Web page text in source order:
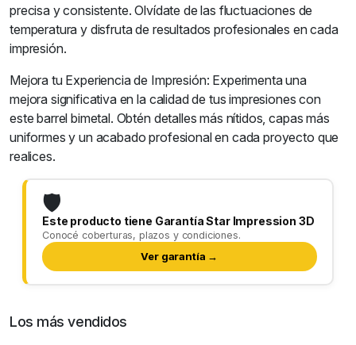
precisa y consistente. Olvídate de las fluctuaciones de
temperatura y disfruta de resultados profesionales en cada
impresión.
Mejora tu Experiencia de Impresión: Experimenta una
mejora significativa en la calidad de tus impresiones con
este barrel bimetal. Obtén detalles más nítidos, capas más
uniformes y un acabado profesional en cada proyecto que
realices.
🛡️
Este producto tiene Garantía Star Impression 3D
Conocé coberturas, plazos y condiciones.
Ver garantía →
Los más vendidos